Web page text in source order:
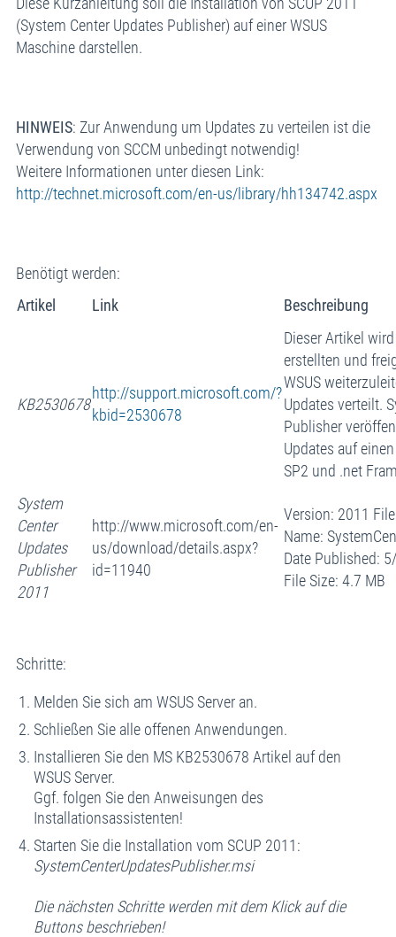
(System Center Updates Publisher) auf einer WSUS
Maschine darstellen.
HINWEIS: Zur Anwendung um Updates zu verteilen ist die
Verwendung von SCCM unbedingt notwendig!
Weitere Informationen unter diesen Link:
http://technet.microsoft.com/en-us/library/hh134742.aspx
Benötigt werden:
Artikel
Link Beschreibung
KB2530678
http://support.microsoft.com/?
kbid=2530678
Dieser Artikel
erstellten und
WSUS
Updates verteilt.
Publisher
Updates auf
SP2 und .net
System
Center
Updates
Publisher
2011
http://www.microsoft.com/en-
us/download/details.aspx?
id=11940
Version: 2011 File
Name:
Date Published:
File Size: 4.7 MB
Schritte:
Melden Sie sich am WSUS Server an.
Schließen Sie alle offenen Anwendungen.
Installieren Sie den MS KB2530678 Artikel auf den
WSUS Server.
Ggf. folgen Sie den Anweisungen des
Installationsassistenten!
Starten Sie die Installation vom SCUP 2011:
SystemCenterUpdatesPublisher.msi
Die nächsten Schritte werden mit dem Klick auf die
Buttons beschrieben!